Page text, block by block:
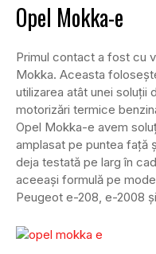
Opel Mokka-e
Primul contact a fost cu
Mokka. Aceasta
utilizarea atât unei soluții
motorizări termice
Opel Mokka-e avem
amplasat pe puntea față
deja testată pe larg în
aceeași formulă pe
Peugeot e-208, e-2008